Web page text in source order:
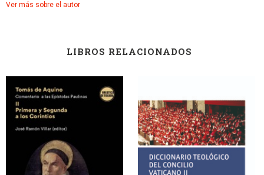
Ver más sobre el autor
LIBROS RELACIONADOS